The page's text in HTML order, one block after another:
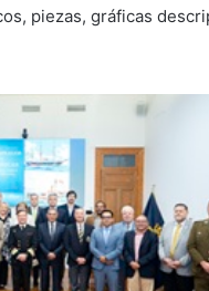
piezas, gráficas